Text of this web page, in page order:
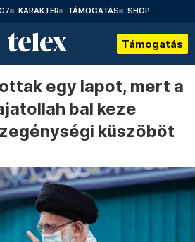
KARAKTER TÁMOGATÁS SHOP
Támogatás
egy lapot, mert a
bal keze
küszöböt